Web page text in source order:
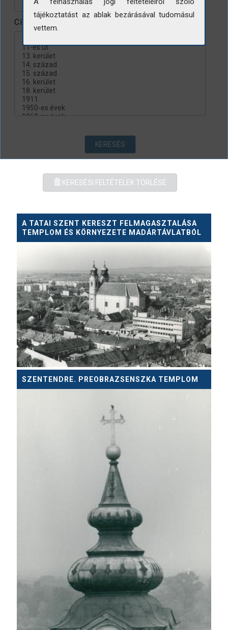
Címke
KERESÉS
KERESÉSI FELTÉTELEK TÖRLÉSE
A TATAI SZENT KERESZT FELMAGASZTALÁSA
TEMPLOM ÉS KÖRNYEZETE MADÁRTÁVLATBÓL
SZENTENDRE. PREOBRAZSENSZKA TEMPLOM
tájékoztatást az ablak bezárásával tudomásul
vettem.